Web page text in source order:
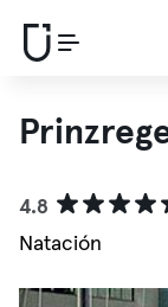
4.8
Natación